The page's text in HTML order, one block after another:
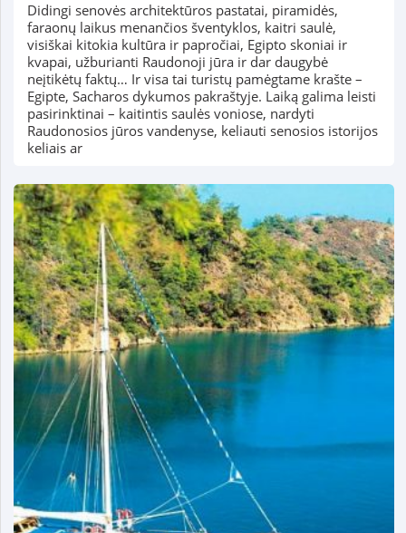
Didingi senovės architektūros pastatai, piramidės,
faraonų laikus menančios šventyklos, kaitri saulė,
visiškai kitokia kultūra ir papročiai, Egipto skoniai ir
kvapai, užburianti Raudonoji jūra ir dar daugybė
neįtikėtų faktų… Ir visa tai turistų pamėgtame krašte –
Egipte, Sacharos dykumos pakraštyje. Laiką galima leisti
pasirinktinai – kaitintis saulės voniose, nardyti
Raudonosios jūros vandenyse, keliauti senosios istorijos
keliais ar